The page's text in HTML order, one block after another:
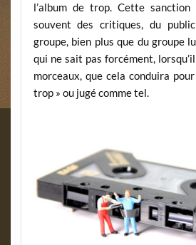
l’album de trop. Cette
souvent des critiques, du
groupe, bien plus que du groupe
qui ne sait pas forcément,
morceaux, que cela conduira
trop » ou jugé comme tel.